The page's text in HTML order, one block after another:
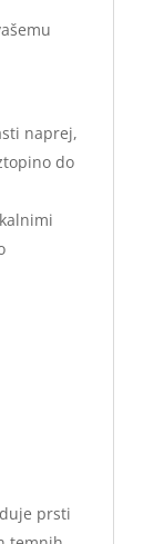
naprej,
do
prsti